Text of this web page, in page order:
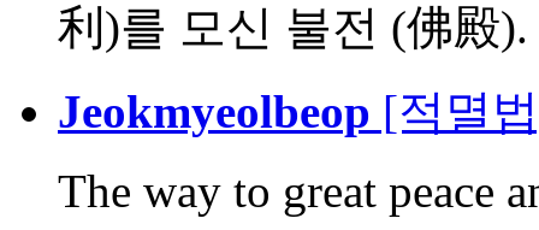
利)를 모신 불전 (佛殿).
Jeokmyeolbeop [적멸
The way to great peace